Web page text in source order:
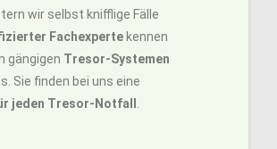
wir selbst knifflige Fälle
Fachexperte kennen
gängigen Tresor-Systemen
Sie finden bei uns eine
jeden Tresor-Notfall